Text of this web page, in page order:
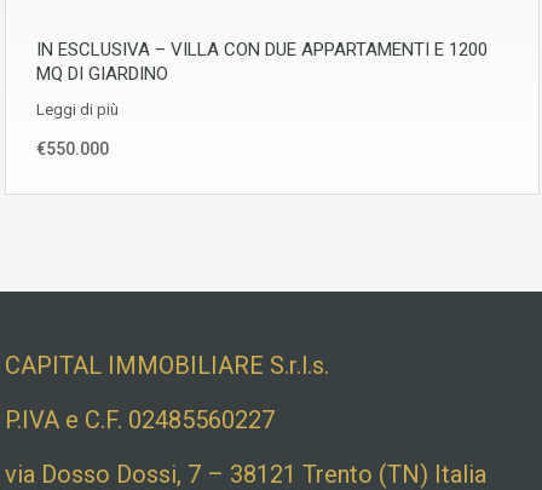
IN ESCLUSIVA – VILLA CON DUE APPARTAMENTI E 1200
MQ DI GIARDINO
Leggi di più
€550.000
CAPITAL IMMOBILIARE S.r.l.s.
P.IVA e C.F. 02485560227
via Dosso Dossi, 7 – 38121 Trento (TN) Italia